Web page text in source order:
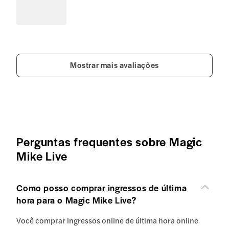
Mostrar mais avaliações
Perguntas frequentes sobre Magic
Mike Live
Como posso comprar ingressos de última
hora para o Magic Mike Live?
Você comprar ingressos online de última hora online